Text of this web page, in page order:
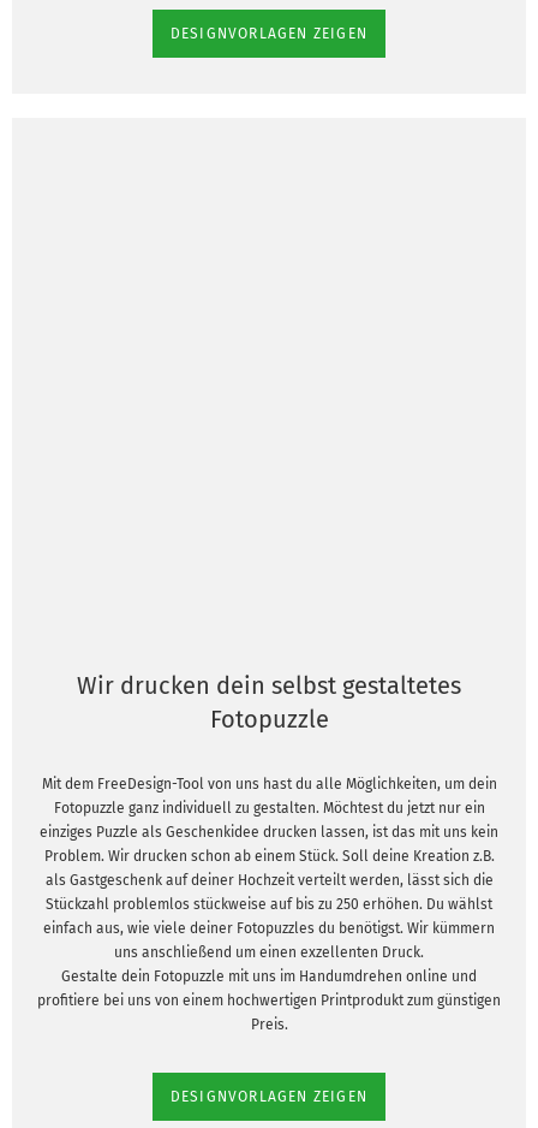
DESIGNVORLAGEN ZEIGEN
Wir drucken dein selbst gestaltetes
Fotopuzzle
Mit dem FreeDesign-Tool von uns hast du alle Möglichkeiten, um dein
Fotopuzzle ganz individuell zu gestalten. Möchtest du jetzt nur ein
einziges Puzzle als Geschenkidee drucken lassen, ist das mit uns kein
Problem. Wir drucken schon ab einem Stück. Soll deine Kreation z.B.
als Gastgeschenk auf deiner Hochzeit verteilt werden, lässt sich die
Stückzahl problemlos stückweise auf bis zu 250 erhöhen. Du wählst
einfach aus, wie viele deiner Fotopuzzles du benötigst. Wir kümmern
uns anschließend um einen exzellenten Druck.
Gestalte dein Fotopuzzle mit uns im Handumdrehen online und
profitiere bei uns von einem hochwertigen Printprodukt zum günstigen
Preis.
DESIGNVORLAGEN ZEIGEN